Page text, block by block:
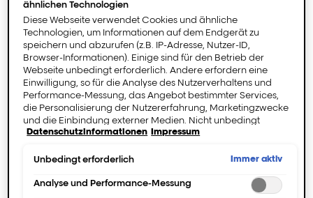
mit stark haltenden Harzen angereichert
und sorgt für starken Halt und ein mattes
Finish für mühelos strukturierte Styles.
Die veränderbare Formel erlaubt es dir,
deinen Look im Laufe des Tages neu zu
gestalten und zu definieren.
Einfach eine kleine Menge zwischen den
Handflächen verreiben und auf trockenem
mattes Finish, das anhält.
ähnlichen Technologien
Diese Webseite verwendet Cookies und ähnliche
Technologien, um Informationen auf dem Endgerät zu
speichern und abzurufen (z.B. IP-Adresse, Nutzer-ID,
Browser-Informationen). Einige sind für den Betrieb der
Webseite unbedingt erforderlich. Andere erfordern eine
Einwilligung, so für die Analyse des Nutzerverhaltens und
Performance-Messung, das Angebot bestimmter Services,
die Personalisierung der Nutzererfahrung, Marketingzwecke
und die Einbindung externer Medien. Nicht unbedingt
erforderliche Cookies können direkt akzeptiert ("Alle
fortfahren") werden. Individuelle Anpassungen der
("Auswahl speichern"). Die Auswahl kann jederzeit unter dem
Link "Cookie-Einstellungen" angepasst werden. Für weitere
Datenschutzinformationen Impressum
Unbedingt erforderlich Immer aktiv
Analyse und Performance-Messung